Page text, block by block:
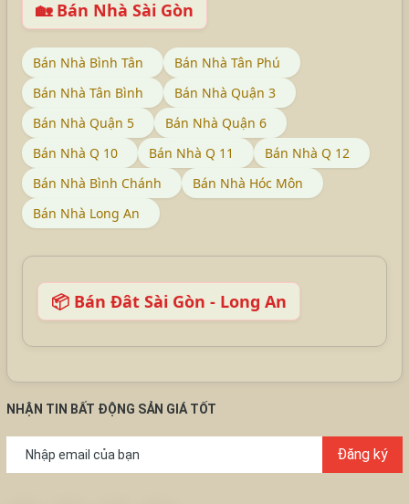
🏡 Bán Nhà Sài Gòn
Bán Nhà Bình Tân
Bán Nhà Tân Phú
Bán Nhà Tân Bình
Bán Nhà Quận 3
Bán Nhà Quận 5
Bán Nhà Quận 6
Bán Nhà Q 10
Bán Nhà Q 11
Bán Nhà Q 12
Bán Nhà Bình Chánh
Bán Nhà Hóc Môn
Bán Nhà Long An
📦 Bán Đât Sài Gòn - Long An
NHẬN TIN BẤT ĐỘNG SẢN GIÁ TỐT
Đăng ký